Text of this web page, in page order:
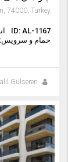
ID: AL-1167
حمام و سرویس: 1,2,3
Gülseren